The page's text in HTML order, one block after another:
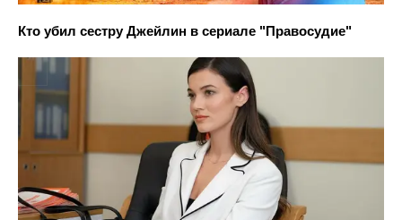
Кто убил сестру Джейлин в сериале "Правосудие"